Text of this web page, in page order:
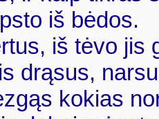
iš bėdos.
iš tėvo jis
drąsus,
kokias